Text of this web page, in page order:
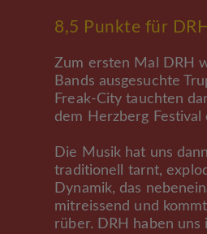
8,5 Punkte für
Zum ersten Mal DRH
Bands ausgesuchte
Freak-City tauchten
dem Herzberg
Die Musik hat uns
traditionell tarnt,
Dynamik, das
mitreissend und
rüber. DRH haben